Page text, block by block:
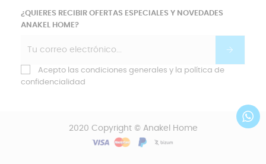
¿QUIERES RECIBIR OFERTAS ESPECIALES Y NOVEDADES
ANAKEL HOME?
Acepto las condiciones generales y la política de
confidencialidad
2020 Copyright © Anakel Home